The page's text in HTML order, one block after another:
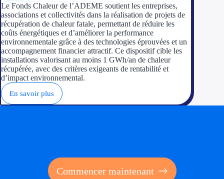
Le Fonds Chaleur de l’ADEME soutient les entreprises,
associations et collectivités dans la réalisation de projets de
récupération de chaleur fatale, permettant de réduire les
coûts énergétiques et d’améliorer la performance
environnementale grâce à des technologies éprouvées et un
accompagnement financier attractif. Ce dispositif cible les
installations valorisant au moins 1 GWh/an de chaleur
récupérée, avec des critères exigeants de rentabilité et
d’impact environnemental.
En savoir plus
Commencer maintenant